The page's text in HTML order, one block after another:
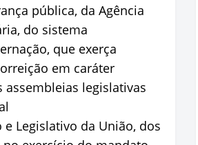
pública, da Agência
do sistema
que exerça
em caráter
legislativas
Legislativo da União, dos